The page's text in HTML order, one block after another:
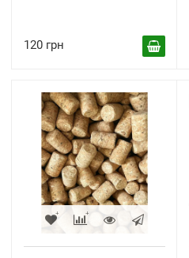
120 грн